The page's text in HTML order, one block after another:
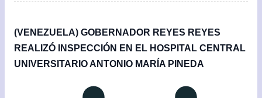
(VENEZUELA) GOBERNADOR REYES REYES
REALIZÓ INSPECCIÓN EN EL HOSPITAL CENTRAL
UNIVERSITARIO ANTONIO MARÍA PINEDA